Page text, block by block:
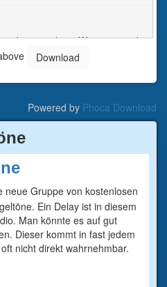
oder in anderer Weise verändert
gegen das Urheberrecht und
werden.
Powered by Phoca Download
neue Gruppe von kostenlosen
Ein Delay ist in diesem
Man könnte es auf gut
Dieser kommt in fast jedem
nicht direkt wahrnehmbar.